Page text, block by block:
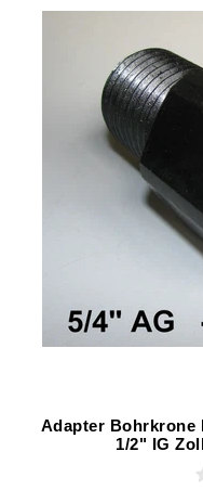
Adapter Bohrkrone
1/2" IG